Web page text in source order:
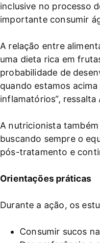
inclusive no processo
importante consumir
A relação entre
uma dieta rica em
probabilidade de
quando estamos
inflamatórios”, ressalta
A nutricionista
buscando sempre o
pós-tratamento e
Orientações práticas
Durante a ação, os
Consumir sucos